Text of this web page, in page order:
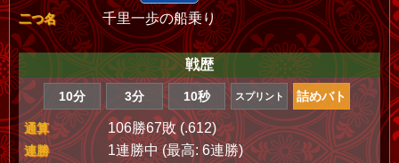
二つ名 千里一歩の船乗り
戦歴
10分 3分 10秒 スプリント 詰めバト
通算 106勝67敗 (.612)
連勝 1連勝中 (最高: 6連勝)